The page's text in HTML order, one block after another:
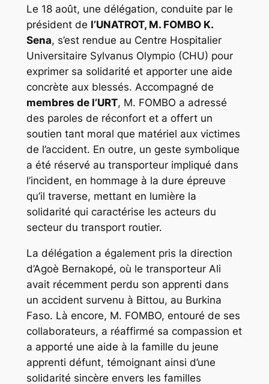
Le 18 août, une délégation, conduite par le
président de l’UNATROT, M. FOMBO K.
Sena, s’est rendue au Centre Hospitalier
Universitaire Sylvanus Olympio (CHU) pour
exprimer sa solidarité et apporter une aide
concrète aux blessés. Accompagné de
membres de l’URT, M. FOMBO a adressé
des paroles de réconfort et a offert un
soutien tant moral que matériel aux victimes
de l’accident. En outre, un geste symbolique
a été réservé au transporteur impliqué dans
l’incident, en hommage à la dure épreuve
qu’il traverse, mettant en lumière la
solidarité qui caractérise les acteurs du
secteur du transport routier.
La délégation a également pris la direction
d’Agoè Bernakopé, où le transporteur Ali
avait récemment perdu son apprenti dans
un accident survenu à Bittou, au Burkina
Faso. Là encore, M. FOMBO, entouré de ses
collaborateurs, a réaffirmé sa compassion et
a apporté une aide à la famille du jeune
apprenti défunt, témoignant ainsi d’une
solidarité sincère envers les familles